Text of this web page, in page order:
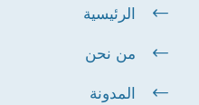
الرئيسية
من نحن
المدونة